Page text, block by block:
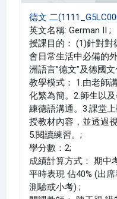
德文 二
英文名稱: German II ;
授課目的： (1)針對
會日常生活中必備的
洲語言”德文”及德國
教學模式： 1.由老師
化繁為簡。2.師生以
練德語溝通。3.課堂
授教材內容，並透過
5.閱讀練習。;
學分數：2;
成績計算方式： 期中
平時表現 佔40% (出
測驗或小考) ;